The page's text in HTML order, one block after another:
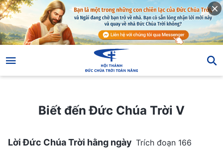
Biết đến Đức Chúa Trời V
Lời Đức Chúa Trời hằng ngày Trích đoạn 166